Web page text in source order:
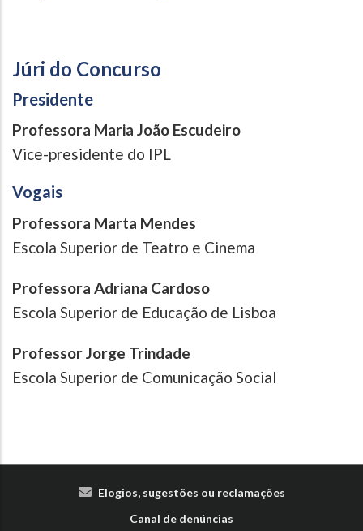
Júri do Concurso
Presidente
Professora Maria João Escudeiro
Vice-presidente do IPL
Vogais
Professora Marta Mendes
Escola Superior de Teatro e Cinema
Professora Adriana Cardoso
Escola Superior de Educação de Lisboa
Professor Jorge Trindade
Escola Superior de Comunicação Social
Elogios, sugestões ou reclamações
Canal de denúncias